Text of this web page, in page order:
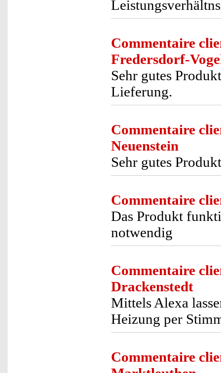
Commentaire
Fredersdorf-
Sehr gutes
Lieferung.
Commentaire
Neuenstein
Sehr gutes
Commentaire
Das Produkt
notwendig
Commentaire
Drackenstedt
Mittels Alexa
Heizung per
Commentaire